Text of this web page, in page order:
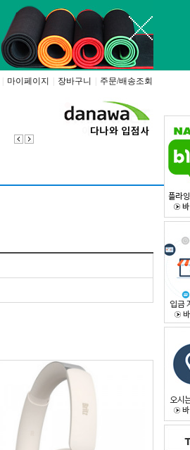
마이페이지 장바구니 주문/배송조회